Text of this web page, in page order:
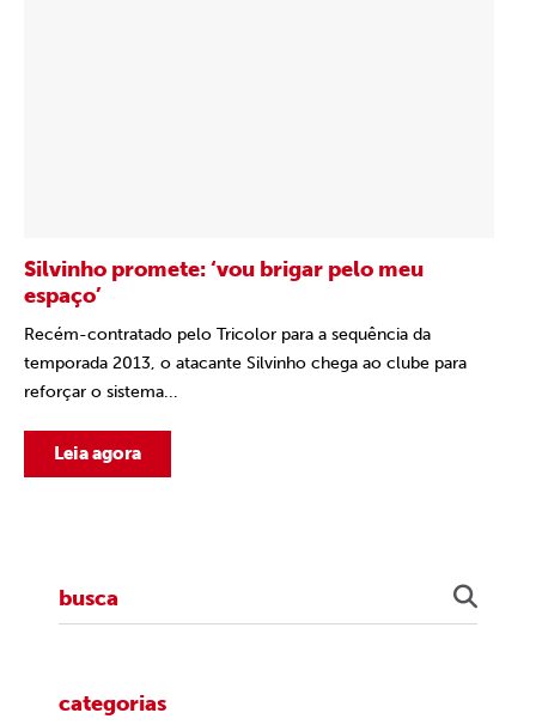
Silvinho promete: ‘vou brigar pelo meu
espaço’
Recém-contratado pelo Tricolor para a sequência da
temporada 2013, o atacante Silvinho chega ao clube para
reforçar o sistema...
Leia agora
categorias